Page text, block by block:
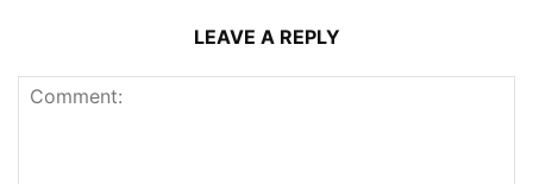
LEAVE A REPLY